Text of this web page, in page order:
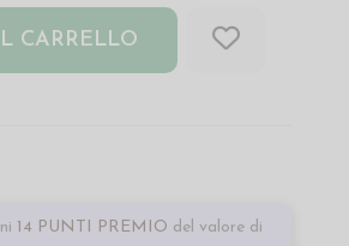
CARRELLO
14 PUNTI PREMIO del valore di